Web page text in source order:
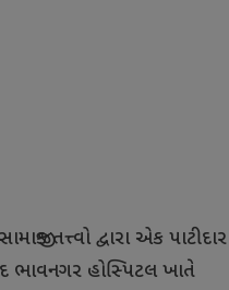
તત્ત્વો દ્વારા એક પાટીદાર
ભાવનગર હોસ્પિટલ ખાતે